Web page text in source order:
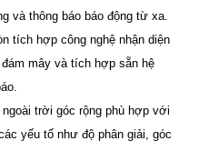
và thông báo báo động từ xa.
tích hợp công nghệ nhận diện
mây và tích hợp sẵn hệ
trời góc rộng phù hợp với
yếu tố như độ phân giải, góc